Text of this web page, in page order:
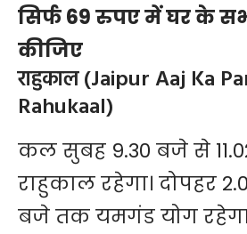
सिर्फ 69 रुपए में घर के
कीजिए
राहुकाल (Jaipur Aaj Ka
Rahukaal)
कल सुबह 9.30 बजे से
राहुकाल रहेगा। दोपहर
बजे तक यमगंड योग